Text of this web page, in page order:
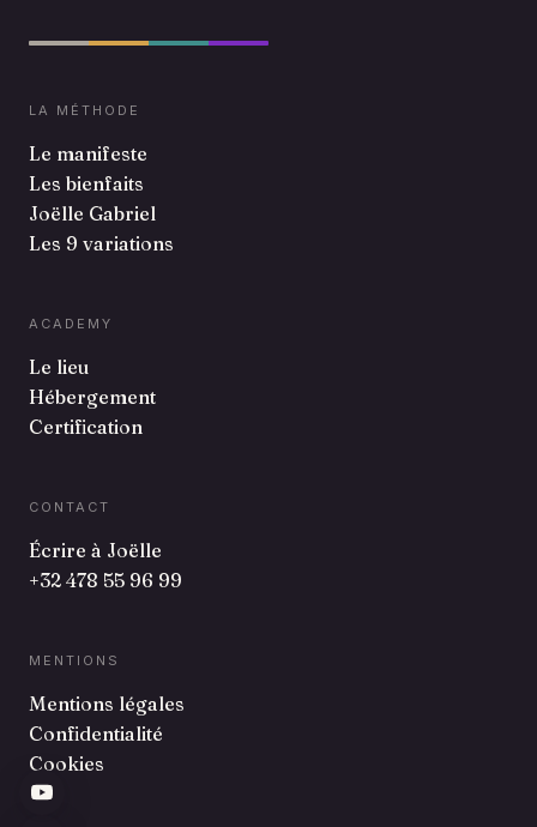
LA MÉTHODE
Le manifeste
Les bienfaits
Joëlle Gabriel
Les 9 variations
ACADEMY
Le lieu
Hébergement
Certification
CONTACT
Écrire à Joëlle
+32 478 55 96 99
MENTIONS
Mentions légales
Confidentialité
Cookies